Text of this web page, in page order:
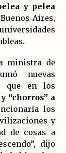
y pelea
Aires,
ministra de
nuevas
que en los
“chorros” a
los
y
de cosas a
dijo